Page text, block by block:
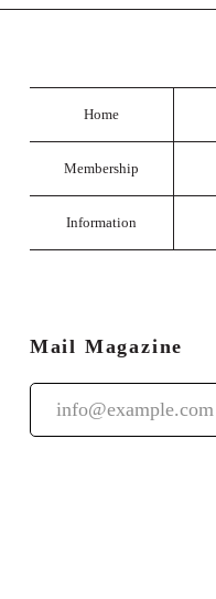
Home
Membership
Information
Mail Magazine